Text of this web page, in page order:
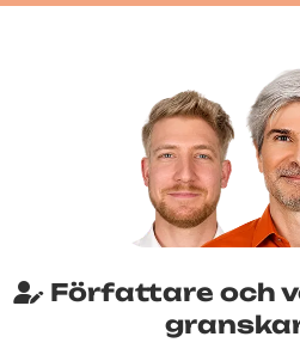
Författare och